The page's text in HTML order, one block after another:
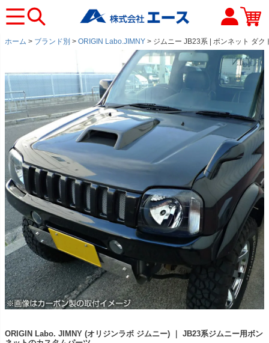
ホーム ブランド別 ORIGIN Labo.JIMNY ジムニー JB23系 | ボンネット ダク
ORIGIN Labo. JIMNY (オリジンラボ ジムニー) ｜ JB23系ジムニー用ボン